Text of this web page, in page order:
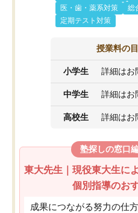
医・歯・薬系対策
総
定期テスト対策
授業料の
小学生 詳細はお
中学生 詳細はお
高校生 詳細はお
塾探しの窓口
東大先生｜現役東大生に
個別指導のお
成果につながる努力の仕